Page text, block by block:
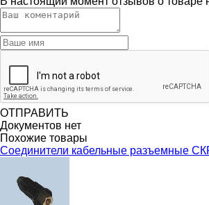
ОТПРАВИТЬ
Документов нет
Похожие товары
Соединители кабельные разъемные